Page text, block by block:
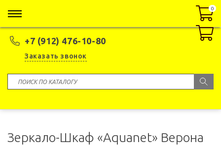
+7 (912) 476-10-80
Заказать звонок
0
0
Зеркало-Шкаф «Aquanet» Верона